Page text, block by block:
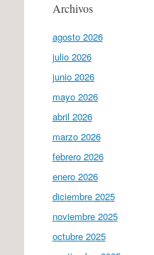
Archivos
agosto 2026
julio 2026
junio 2026
mayo 2026
abril 2026
marzo 2026
febrero 2026
enero 2026
diciembre 2025
noviembre 2025
octubre 2025